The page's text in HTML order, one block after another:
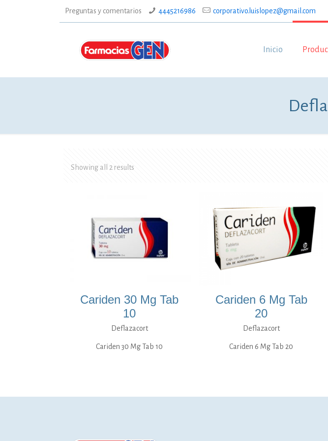
Preguntas y comentarios 4445216986 corporativo.luislopez@gmail.com
Inicio
Showing all 2 results
Cariden 30 Mg Tab
10
Deflazacort
Cariden 30 Mg Tab 10
Cariden 6 Mg Tab
20
Deflazacort
Cariden 6 Mg Tab 20